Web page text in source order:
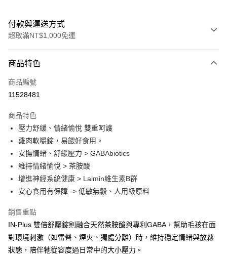
付款與運送方式
超取滿NT$1,000免運
信用卡一次付款
信用卡分期付款
合作金庫商業銀行
華南商業銀行
上海商業儲蓄銀行
國泰世華商業銀行
兆豐國際商業銀行
臺灣中小企業銀行
匯豐（台灣）商業銀行
華泰商業銀行
聯邦商業銀行
遠東國際商業銀行
元大商業銀行
永豐商業銀行
台新國際商業銀行
台灣樂天信用卡公司
超商取貨付款
LINE Pay
Apple Pay
街口支付
Google Pay
全盈+PAY
大哥付你分期
商品特色
商品編號
11528481
商品特色
壓力舒緩、情緒愉悅 雙重呵護
雞肉軟嚼錠，易餵好食用。
安撫情緒、舒緩壓力 > GABAbiotics
維持情緒愉悅 > 茶胺酸
增進神經系統健康 > Lalmin維生素B群
安心食用有保障 -> 低敏無穀、人用級原料
銷售重點
IN-Plus 雙倍舒壓錠則融合天然茶胺酸與專利GABA，幫助毛孩在面
對環境刺激（如雷聲、煙火、獨處分離）時，維持穩定情緒與放鬆
狀態，陪伴牠從容度過日常中的大小壓力。